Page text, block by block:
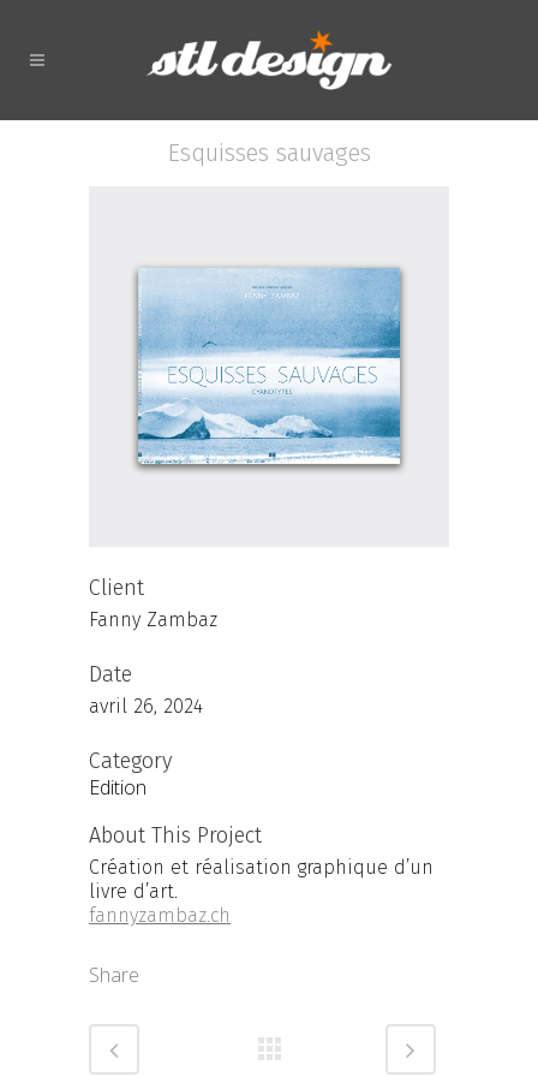
Esquisses sauvages
Client
Fanny Zambaz
Date
avril 26, 2024
Category
Edition
About This Project
Création et réalisation graphique d’un
livre d’art.
fannyzambaz.ch
Share